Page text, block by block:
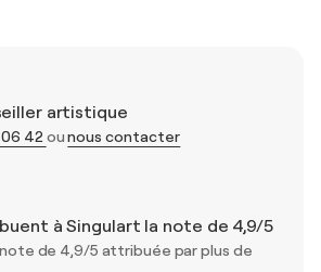
artistique
42 ounous contacter
à Singulart la note de 4,9/5
de 4,9/5 attribuée par plus de